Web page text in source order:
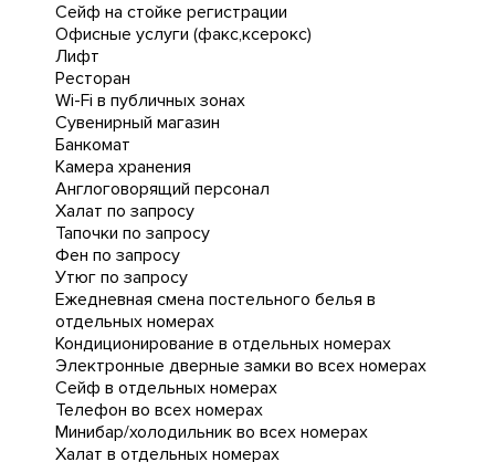
Сейф на стойке регистрации
Офисные услуги (факс,ксерокс)
Лифт
Ресторан
Wi-Fi в публичных зонах
Сувенирный магазин
Банкомат
Камера хранения
Англоговорящий персонал
Халат по запросу
Тапочки по запросу
Фен по запросу
Утюг по запросу
Ежедневная cмена постельного белья в
отдельных номерах
Кондиционирование в отдельных номерах
Электронные дверные замки во всех номерах
Сейф в отдельных номерах
Телефон во всех номерах
Минибар/холодильник во всех номерах
Халат в отдельных номерах